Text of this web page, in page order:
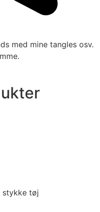
med mine tangles osv.
stykke tøj